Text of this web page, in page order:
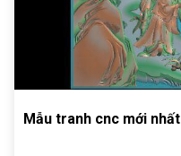
Mẫu tranh cnc mới nhất